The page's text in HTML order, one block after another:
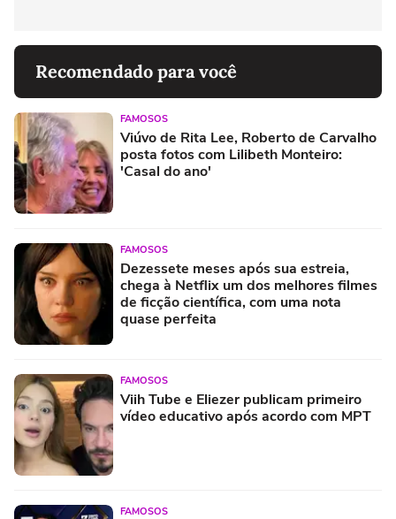
Recomendado para você
FAMOSOS
Viúvo de Rita Lee, Roberto de Carvalho
posta fotos com Lilibeth Monteiro:
'Casal do ano'
FAMOSOS
Dezessete meses após sua estreia,
chega à Netflix um dos melhores filmes
de ficção científica, com uma nota
quase perfeita
FAMOSOS
Viih Tube e Eliezer publicam primeiro
vídeo educativo após acordo com MPT
FAMOSOS